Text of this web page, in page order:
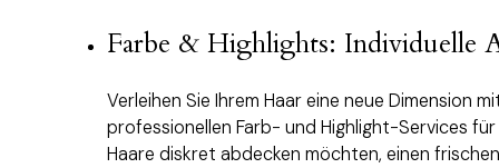
Farbe & Highlights: Individuelle
Verleihen Sie Ihrem Haar eine neue Dimension
professionellen Farb- und Highlight-Services für
Haare diskret abdecken möchten, einen